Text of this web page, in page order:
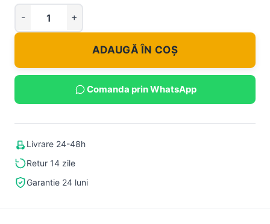
ADAUGĂ ÎN COȘ
Comanda prin WhatsApp
Livrare 24-48h
Retur 14 zile
Garantie 24 luni